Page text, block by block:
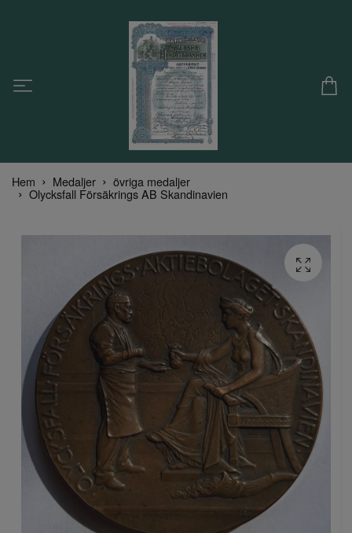
Hem Medaljer övriga medaljer
Olycksfall Försäkrings AB Skandinavien